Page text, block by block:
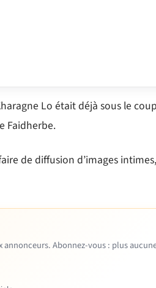
Lo était déjà sous le
Faidherbe.
de diffusion d’images
annonceurs. Abonnez-vous : plus